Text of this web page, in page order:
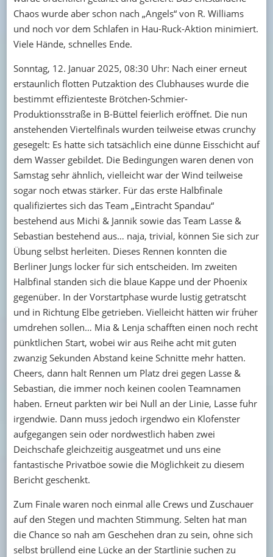
Chaos wurde aber schon nach „Angels“ von R. Williams
und noch vor dem Schlafen in Hau-Ruck-Aktion minimiert.
Viele Hände, schnelles Ende.
Sonntag, 12. Januar 2025, 08:30 Uhr: Nach einer erneut
erstaunlich flotten Putzaktion des Clubhauses wurde die
bestimmt effizienteste Brötchen-Schmier-
Produktionsstraße in B-Büttel feierlich eröffnet. Die nun
anstehenden Viertelfinals wurden teilweise etwas crunchy
gesegelt: Es hatte sich tatsächlich eine dünne Eisschicht auf
dem Wasser gebildet. Die Bedingungen waren denen von
Samstag sehr ähnlich, vielleicht war der Wind teilweise
sogar noch etwas stärker. Für das erste Halbfinale
qualifiziertes sich das Team „Eintracht Spandau“
bestehend aus Michi & Jannik sowie das Team Lasse &
Sebastian bestehend aus… naja, trivial, können Sie sich zur
Übung selbst herleiten. Dieses Rennen konnten die
Berliner Jungs locker für sich entscheiden. Im zweiten
Halbfinal standen sich die blaue Kappe und der Phoenix
gegenüber. In der Vorstartphase wurde lustig getratscht
und in Richtung Elbe getrieben. Vielleicht hätten wir früher
umdrehen sollen… Mia & Lenja schafften einen noch recht
pünktlichen Start, wobei wir aus Reihe acht mit guten
zwanzig Sekunden Abstand keine Schnitte mehr hatten.
Cheers, dann halt Rennen um Platz drei gegen Lasse &
Sebastian, die immer noch keinen coolen Teamnamen
haben. Erneut parkten wir bei Null an der Linie, Lasse fuhr
irgendwie. Dann muss jedoch irgendwo ein Klofenster
aufgegangen sein oder nordwestlich haben zwei
Deichschafe gleichzeitig ausgeatmet und uns eine
fantastische Privatböe sowie die Möglichkeit zu diesem
Bericht geschenkt.
Zum Finale waren noch einmal alle Crews und Zuschauer
auf den Stegen und machten Stimmung. Selten hat man
die Chance so nah am Geschehen dran zu sein, ohne sich
selbst brüllend eine Lücke an der Startlinie suchen zu